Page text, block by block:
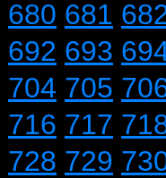
680 681
692 693
704 705
716 717
728 729